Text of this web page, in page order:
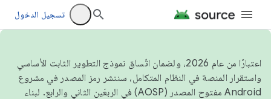
تسجيل الدخول
اعتبارًا من عام 2026، ولضمان اتّساق نموذج التطوير الثابت الأساسي
واستقرار المنصة في النظام المتكامل، سننشر رمز المصدر في مشروع
Android مفتوح المصدر (AOSP) في الربعَين الثاني والرابع. لبناء